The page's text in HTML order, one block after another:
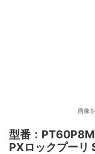
画像
型番：
PXロックプーリ